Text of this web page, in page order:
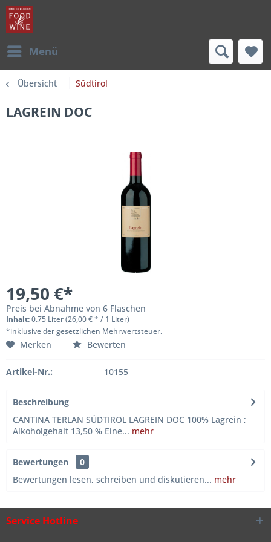
Menü
Übersicht Südtirol
LAGREIN DOC
19,50 €*
Preis bei Abnahme von 6 Flaschen
Inhalt:0.75 Liter (26,00 € * / 1 Liter)
*inklusive der gesetzlichen Mehrwertsteuer.
Merken Bewerten
Artikel-Nr.: 10155
Beschreibung
CANTINA TERLAN SÜDTIROL LAGREIN DOC 100% Lagrein ;
Alkoholgehalt 13,50 % Eine... mehr
Bewertungen
0
Bewertungen lesen, schreiben und diskutieren... mehr
Service Hotline